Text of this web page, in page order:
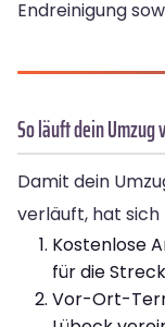
Endreinigung
So läuft dein Umzug
Damit dein
verläuft, hat
Kostenlose
für die
Vor-Ort-